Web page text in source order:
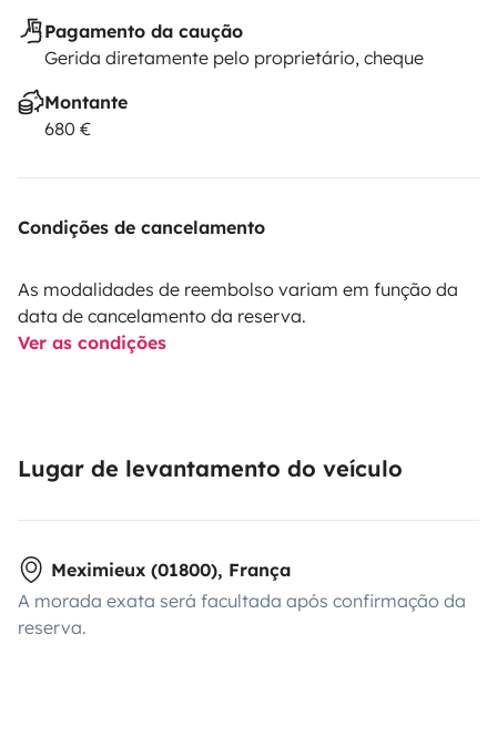
Pagamento da caução
Gerida diretamente pelo proprietário, cheque
Montante
680 €
Condições de cancelamento
As modalidades de reembolso variam em função da
data de cancelamento da reserva.
Ver as condições
Lugar de levantamento do veículo
Meximieux (01800), França
A morada exata será facultada após confirmação da
reserva.